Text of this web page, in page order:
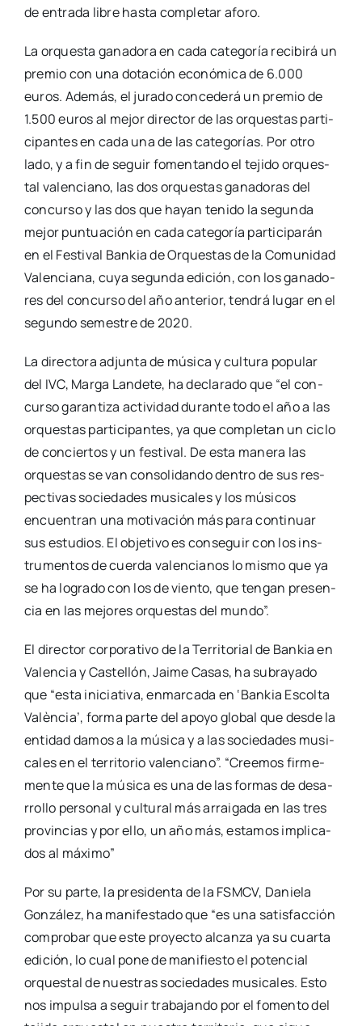
de entra­da libre has­ta com­ple­tar afo­ro.
La orques­ta gana­do­ra en cada cate­go­ría reci­bi­rá un
pre­mio con una dota­ción eco­nó­mi­ca de 6.000
euros. Ade­más, el jura­do con­ce­de­rá un pre­mio de
1.500 euros al mejor direc­tor de las orques­tas par­ti­
ci­pan­tes en cada una de las cate­go­rías. Por otro
lado, y a fin de seguir fomen­tan­do el teji­do orques­
tal valen­ciano, las dos orques­tas gana­do­ras del
con­cur­so y las dos que hayan teni­do la segun­da
mejor pun­tua­ción en cada cate­go­ría par­ti­ci­pa­rán
en el Fes­ti­val Ban­kia de Orques­tas de la Comu­ni­dad
Valen­cia­na, cuya segun­da edi­ción, con los gana­do­
res del con­cur­so del año ante­rior, ten­drá lugar en el
segun­do semes­tre de 2020.
La direc­to­ra adjun­ta de músi­ca y cul­tu­ra popu­lar
del IVC, Mar­ga Lan­de­te, ha decla­ra­do que “el con­
cur­so garan­ti­za acti­vi­dad duran­te todo el año a las
orques­tas par­ti­ci­pan­tes, ya que com­ple­tan un ciclo
de con­cier­tos y un fes­ti­val. De esta mane­ra las
orques­tas se van con­so­li­dan­do den­tro de sus res­
pec­ti­vas socie­da­des musi­ca­les y los músi­cos
encuen­tran una moti­va­ción más para con­ti­nuar
sus estu­dios. El obje­ti­vo es con­se­guir con los ins­
tru­men­tos de cuer­da valen­cia­nos lo mis­mo que ya
se ha logra­do con los de vien­to, que ten­gan pre­sen­
cia en las mejo­res orques­tas del mun­do”.
El direc­tor cor­po­ra­ti­vo de la Terri­to­rial de Ban­kia en
Valen­cia y Cas­te­llón, Jai­me Casas, ha sub­ra­ya­do
que “esta ini­cia­ti­va, enmar­ca­da en ‘Ban­kia Escol­ta
Valèn­cia’, for­ma par­te del apo­yo glo­bal que des­de la
enti­dad damos a la músi­ca y a las socie­da­des musi­
ca­les en el terri­to­rio valen­ciano”. “Cree­mos fir­me­
men­te que la músi­ca es una de las for­mas de desa­
rro­llo per­so­nal y cul­tu­ral más arrai­ga­da en las tres
pro­vin­cias y por ello, un año más, esta­mos impli­ca­
dos al máxi­mo”
Por su par­te, la pre­si­den­ta de la FSMCV, Danie­la
Gon­zá­lez, ha mani­fes­ta­do que “es una satis­fac­ción
com­pro­bar que este pro­yec­to alcan­za ya su cuar­ta
edi­ción, lo cual pone de mani­fies­to el poten­cial
orques­tal de nues­tras socie­da­des musi­ca­les. Esto
nos impul­sa a seguir tra­ba­jan­do por el fomen­to del